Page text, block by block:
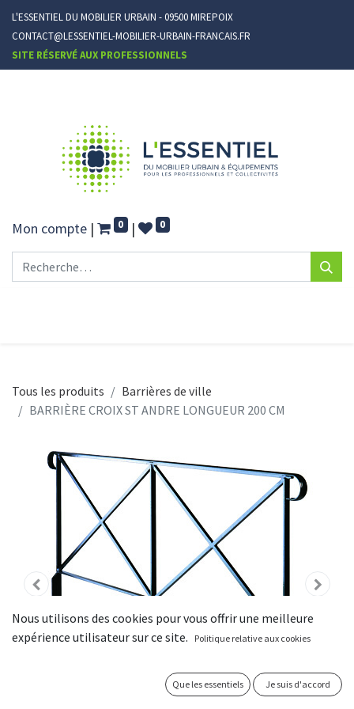
L'ESSENTIEL DU MOBILIER URBAIN - 09500 MIREPOIX
CONTACT@LESSENTIEL-MOBILIER-URBAIN-FRANCAIS.FR
SITE RÉSERVÉ AUX PROFESSIONNELS
Mon compte | 0 | 0
Tous les produits
Barrières de ville
BARRIÈRE CROIX ST ANDRE LONGUEUR 200 CM
Nous utilisons des cookies pour vous offrir une meilleure
expérience utilisateur sur ce site.
Politique relative aux cookies
Que les essentiels Je suis d'accord